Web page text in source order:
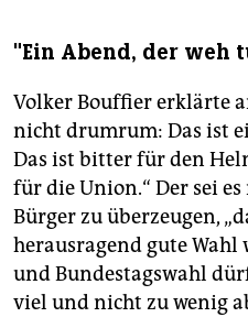
"Ein Abend, der weh
Volker Bouffier erklärte
nicht drumrum: Das ist
Das ist bitter für den
für die Union.“ Der sei
Bürger zu überzeugen,
herausragend gute Wahl
und Bundestagswahl
viel und nicht zu wenig